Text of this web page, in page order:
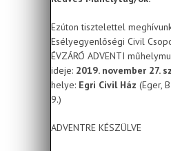
Ezúton tisztelettel
Esélyegyenlőségi Civil
ÉVZÁRÓ ADVENTI
ideje: 2019. november 27.
helye: Egri Civil Ház (Eger,
9.)
ADVENTRE KÉSZÜLVE